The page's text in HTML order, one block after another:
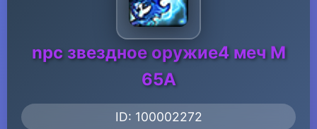
npc звездное оружие4 меч M
65A
ID: 100002272